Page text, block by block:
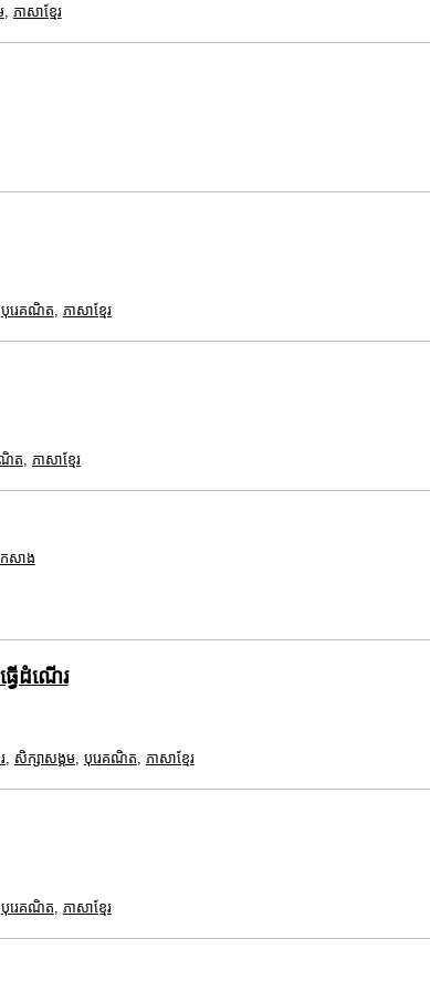
, ភាសាខ្មែរ
បុរេគណិត ភាសាខ្មែរ
ណិត ភាសាខ្មែរ
សាង
វើដំណើរ
, សិក្សាសង្គម, បុរេគណិត ភាសាខ្មែរ
បុរេគណិត ភាសាខ្មែរ